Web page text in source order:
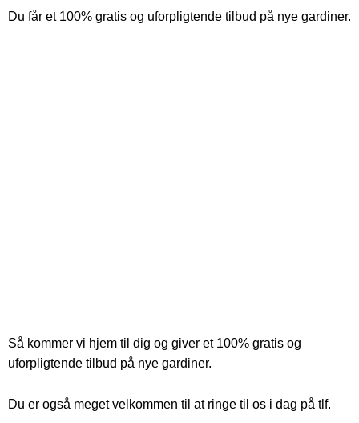
Du får et 100% gratis og uforpligtende tilbud på nye gardiner.
Så kommer vi hjem til dig og giver et 100% gratis og
uforpligtende tilbud på nye gardiner.
Du er også meget velkommen til at ringe til os i dag på tlf.